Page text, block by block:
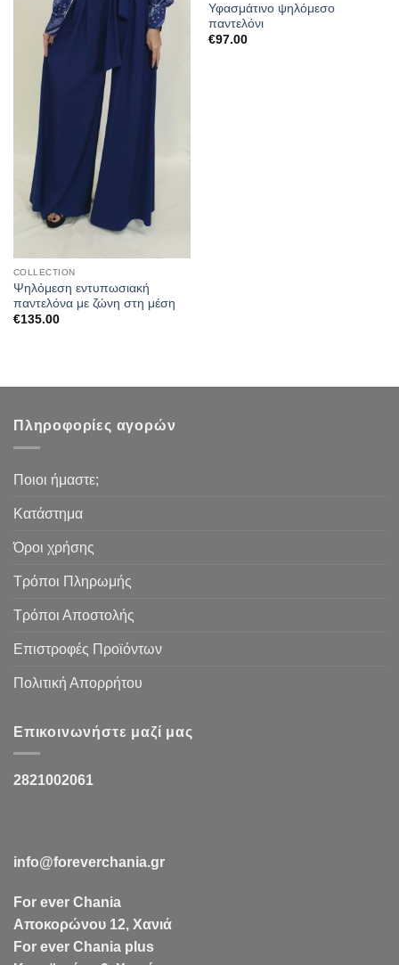
COLLECTION
Ψηλόμεση εντυπωσιακή
παντελόνα με ζώνη στη μέση
€135.00
Υφασμάτινο ψηλόμεσο
παντελόνι
€97.00
Πληροφορίες αγορών
Ποιοι ήμαστε;
Κατάστημα
Όροι χρήσης
Τρόποι Πληρωμής
Τρόποι Αποστολής
Επιστροφές Προϊόντων
Πολιτική Απορρήτου
Επικοινωνήστε μαζί μας
2821002061
info@foreverchania.gr
For ever Chania
Αποκορώνου 12, Χανιά
For ever Chania plus